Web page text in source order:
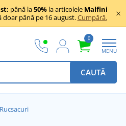
până la50% la articolele Malfini
până pe 16 august.Cumpără.
0
MENU
CAUTĂ
Rucsacuri